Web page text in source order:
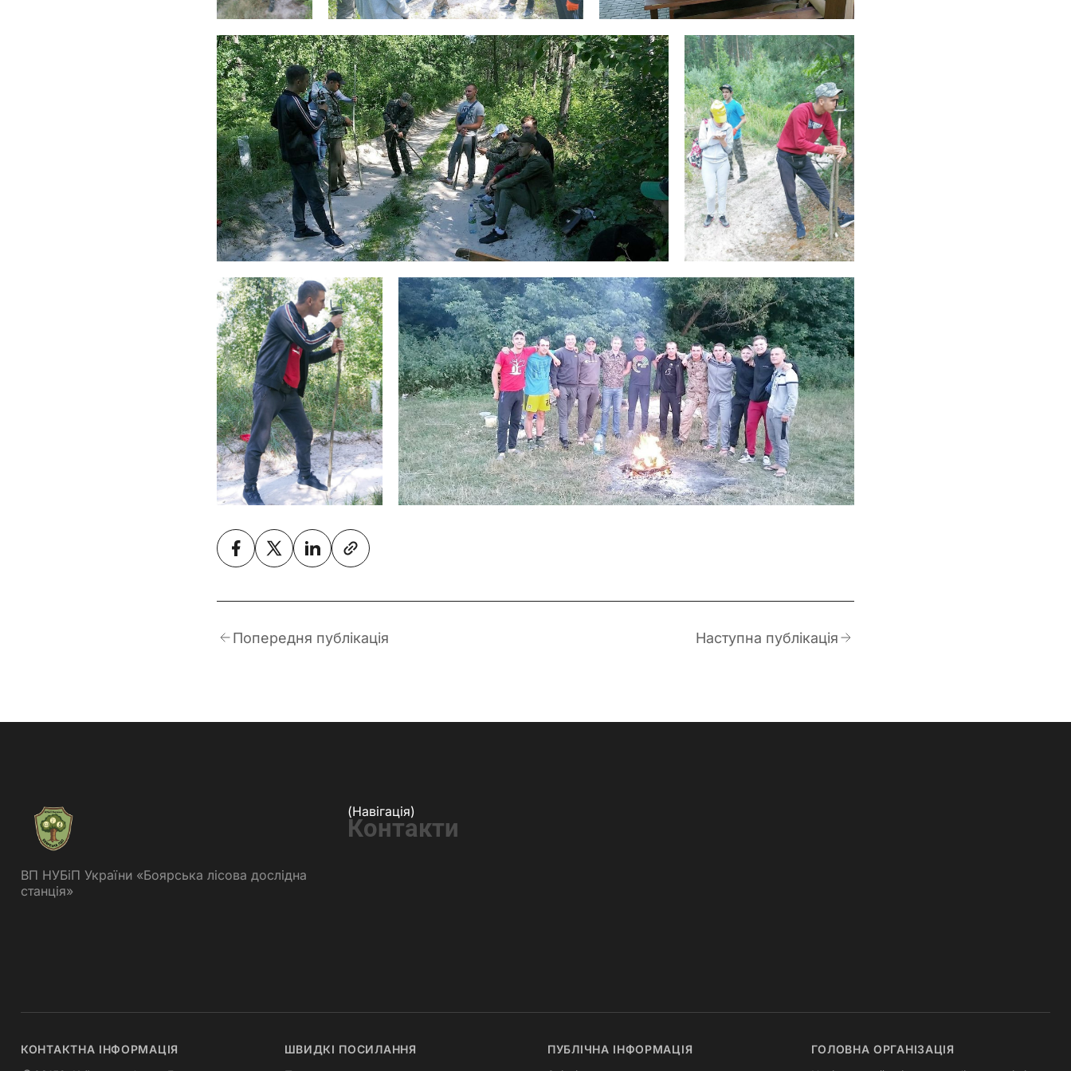
Попередня публікація Наступна публікація
ВП НУБіП України «Боярська лісова дослідна
станція»
(Навігація)
Контакти
КОНТАКТНА ІНФОРМАЦІЯ
ШВИДКІ ПОСИЛАННЯ
ПУБЛІЧНА ІНФОРМАЦІЯ
ГОЛОВНА ОРГАНІЗАЦІЯ